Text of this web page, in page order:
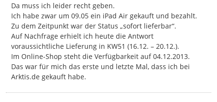
Da muss ich leider recht geben.
Ich habe zwar um 09.05 ein iPad Air gekauft und bezahlt.
Zu dem Zeitpunkt war der Status „sofort lieferbar“.
Auf Nachfrage erhielt ich heute die Antwort
voraussichtliche Lieferung in KW51 (16.12. – 20.12.).
Im Online-Shop steht die Verfügbarkeit auf 04.12.2013.
Das war für mich das erste und letzte Mal, dass ich bei
Arktis.de gekauft habe.